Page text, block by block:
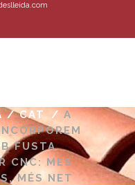
/CAT / A
FUSTA
CNC: MÉS
MÉS NET